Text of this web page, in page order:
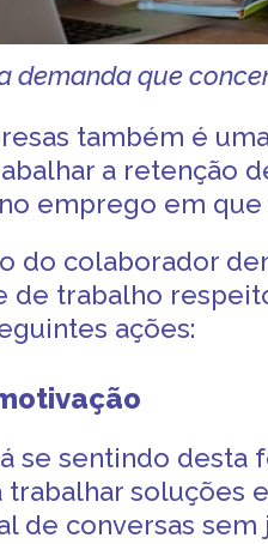
demanda que
também é
a retenção
emprego em que
do colaborador
de trabalho
ações:
se sentindo desta
soluções
de conversas